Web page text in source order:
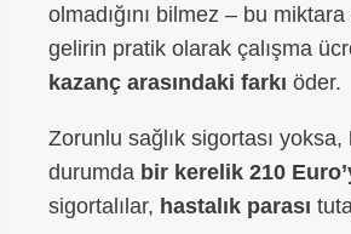
olmadığını bilmez – bu
gelirin pratik olarak çalışma
kazanç arasındaki farkı öder.
Zorunlu sağlık sigortası yoksa,
durumda bir kerelik 210
sigortalılar, hastalık parası